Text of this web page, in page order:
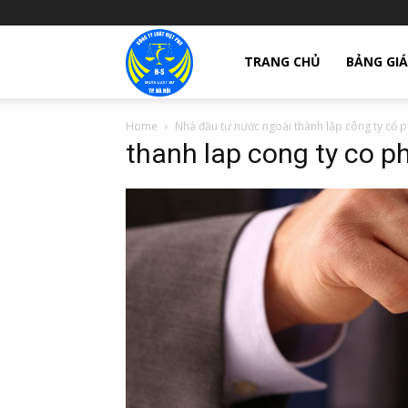
giay
phep
TRANG CHỦ BẢNG GIÁ
Home Nhà đầu tư nước ngoài thành lập công ty cổ
thanh lap cong ty co